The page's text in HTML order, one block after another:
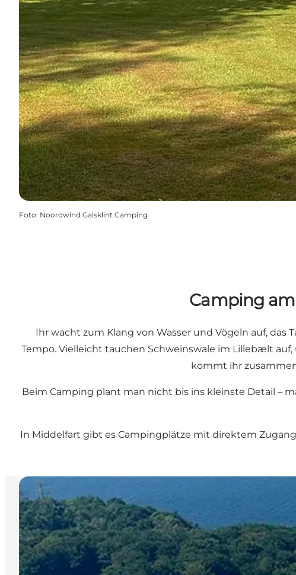
Foto: Noordwind Galsklint Camping
Camping
Ihr wacht zum Klang von Wasser und Vögeln auf,
Tempo. Vielleicht tauchen Schweinswale im Lillebælt
kommt ihr
Beim Camping plant man nicht bis ins kleinste Detail –
In Middelfart gibt es Campingplätze mit direktem